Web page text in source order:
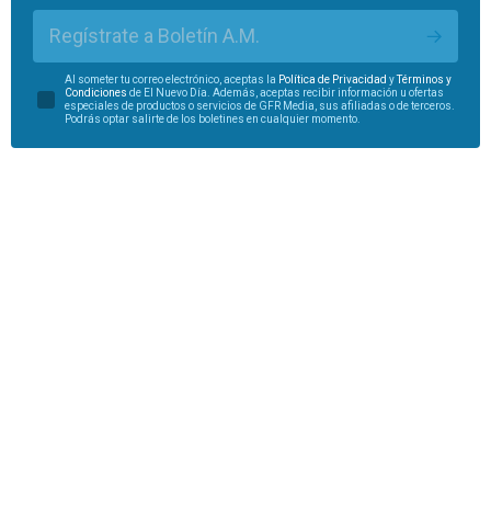
Regístrate a Boletín A.M.
Al someter tu correo electrónico, aceptas la Política de Privacidad yTérminos y
Condiciones de El Nuevo Día. Además, aceptas recibir información u ofertas
especiales de productos o servicios de GFR Media, sus afiliadas o de terceros.
Podrás optar salirte de los boletines en cualquier momento.